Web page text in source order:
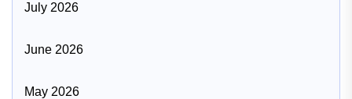
July 2026
June 2026
May 2026